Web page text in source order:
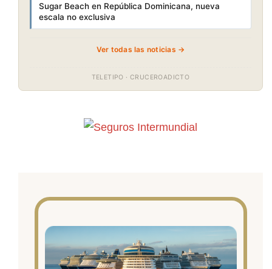
Sugar Beach en República Dominicana, nueva
escala no exclusiva
Ver todas las noticias →
TELETIPO · CRUCEROADICTO